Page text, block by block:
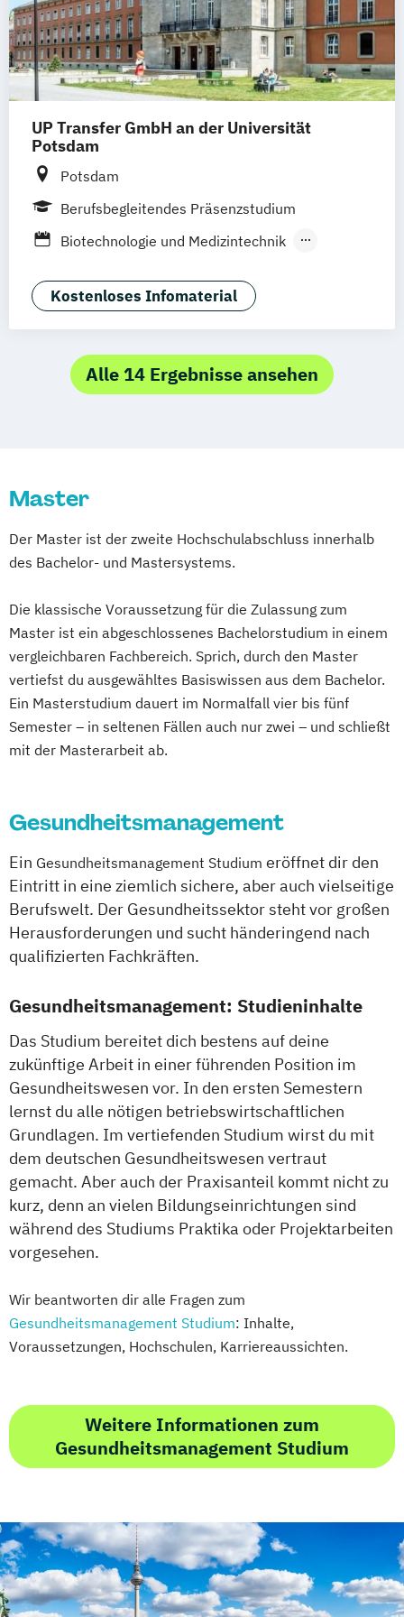
Studienzentrum Graz
Studienzentrum Linz
Studienzentrum Wien
Studienzentrum Feldkirch
UP Transfer GmbH an der Universität
Potsdam
Potsdam
Berufsbegleitendes Präsenzstudium
Biotechnologie und Medizintechnik
Gesundheitsmanagement
Innovatives Gesundheitsmanagement
Kostenloses Infomaterial
Alle 14 Ergebnisse ansehen
Master
Der Master ist der zweite Hochschulabschluss innerhalb
des Bachelor- und Mastersystems.
Die klassische Voraussetzung für die Zulassung zum
Master ist ein abgeschlossenes Bachelorstudium in einem
vergleichbaren Fachbereich. Sprich, durch den Master
vertiefst du ausgewähltes Basiswissen aus dem Bachelor.
Ein Masterstudium dauert im Normalfall vier bis fünf
Semester – in seltenen Fällen auch nur zwei – und schließt
mit der Masterarbeit ab.
Gesundheitsmanagement
Ein Gesundheitsmanagement Studium eröffnet dir den
Eintritt in eine ziemlich sichere, aber auch vielseitige
Berufswelt. Der Gesundheitssektor steht vor großen
Herausforderungen und sucht händeringend nach
qualifizierten Fachkräften.
Gesundheitsmanagement: Studieninhalte
Das Studium bereitet dich bestens auf deine
zukünftige Arbeit in einer führenden Position im
Gesundheitswesen vor. In den ersten Semestern
lernst du alle nötigen betriebswirtschaftlichen
Grundlagen. Im vertiefenden Studium wirst du mit
dem deutschen Gesundheitswesen vertraut
gemacht. Aber auch der Praxisanteil kommt nicht zu
kurz, denn an vielen Bildungseinrichtungen sind
während des Studiums Praktika oder Projektarbeiten
vorgesehen.
Wir beantworten dir alle Fragen zum
Gesundheitsmanagement Studium: Inhalte,
Voraussetzungen, Hochschulen, Karriereaussichten.
Weitere Informationen zum
Gesundheitsmanagement Studium